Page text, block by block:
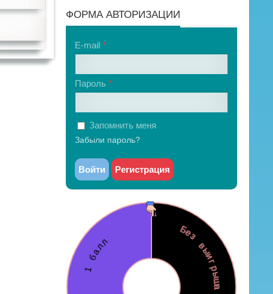
ФОРМА АВТОРИЗАЦИИ
E-mail
Пароль
Запомнить меня
Забыли пароль?
Войти Регистрация